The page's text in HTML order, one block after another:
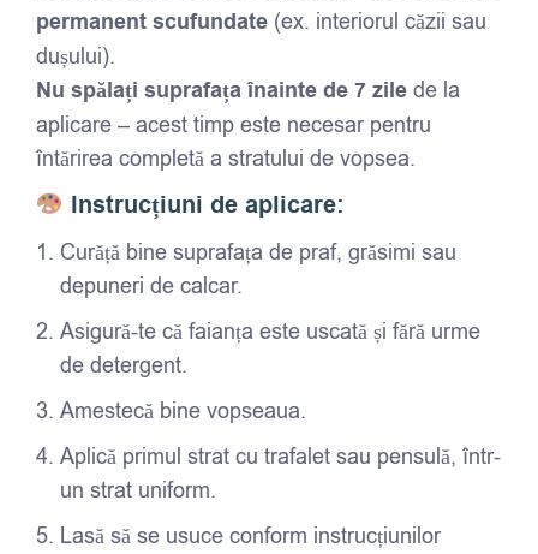
permanent scufundate (ex. interiorul căzii sau
dușului).
Nu spălați suprafața înainte de 7 zile de la
aplicare – acest timp este necesar pentru
întărirea completă a stratului de vopsea.
Instrucțiuni de aplicare:
Curăță bine suprafața de praf, grăsimi sau
depuneri de calcar.
Asigură-te că faianța este uscată și fără urme
de detergent.
Amestecă bine vopseaua.
Aplică primul strat cu trafalet sau pensulă, într-
un strat uniform.
Lasă să se usuce conform instrucțiunilor